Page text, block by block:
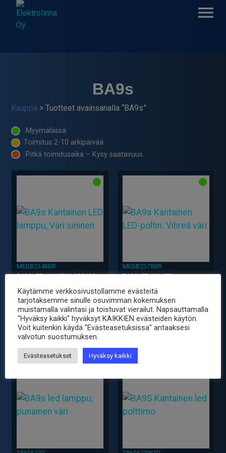
content
BA9s
Kauppa > Tuotteet avainsanalla “BA9s”
Myymälässä
Toimitus 2-10 arkipäivää.
Pitkä toimitusaika – Kysy saatavuus.
MEDB2548BR
BA9S LED LAMPPU, 230VAC,
€ 5.50 sis. ALV25.5%
-
BA9s
LED
Lamppu,
230VAC,
määrä
+
MEDB2578BR
BA9S LED LAMPPU,
€ 5.50 sis. ALV25.5%
-
BA9S
LED
230VAC/VDC,
määrä
+
Käytämme verkkosivustollamme evästeitä
tarjotaksemme sinulle osuvimman kokemuksen
muistamalla valintasi ja toistuvat vierailut. Napsauttamalla
"Hyväksy kaikki" hyväksyt KAIKKIEN evästeiden käytön.
Voit kuitenkin käydä "Evästeasetuksissa" antaaksesi
valvotun suostumuksen.
Evästeasetukset Hyväksy kaikki